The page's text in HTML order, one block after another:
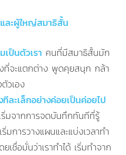
ละผู้ใหญ่สมาธิสั้น
เป็นตัวเรา คนที่มีสมาธิสั้นมัก
ที่จะแตกต่าง พูดคุยสนุก กล้า
วเอง
ละเล็กอย่างค่อยเป็นค่อยไป
มจากการจดบันทึกทันทีที่รู้
มการวางแผนและแบ่งเวลาทำ
เชื่อมั่นว่าเราทำได้ เริ่มทำจาก